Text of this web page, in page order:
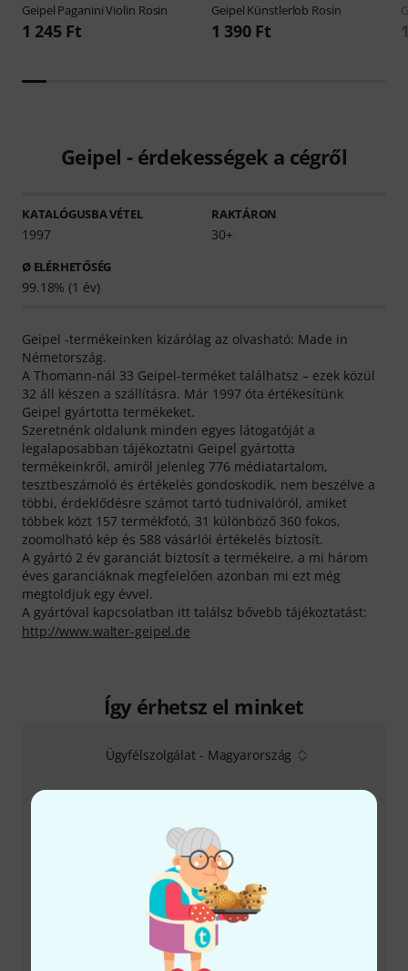
Geipel Paganini Violin Rosin
1 245 Ft
Geipel Künstlerlob Rosin
1 390 Ft
Geipel - érdekességek a cégről
KATALÓGUSBA VÉTEL
1997
RAKTÁRON
30+
Ø ELÉRHETŐSÉG
99.18% (1 év)
Geipel -termékeinken kizárólag az olvasható: Made in
Németország.
A Thomann-nál 33 Geipel-terméket találhatsz – ezek közül
32 áll készen a szállításra. Már 1997 óta értékesítünk
Geipel gyártotta termékeket.
Szeretnénk oldalunk minden egyes látogatóját a
legalaposabban tájékoztatni Geipel gyártotta
termékeinkről, amiről jelenleg 776 médiatartalom,
tesztbeszámoló és értékelés gondoskodik, nem beszélve a
többi, érdeklődésre számot tartó tudnivalóról, amiket
többek közt 157 termékfotó, 31 különböző 360 fokos,
zoomolható kép és 588 vásárlói értékelés biztosít.
A gyártó 2 év garanciát biztosít a termékeire, a mi három
éves garanciáknak megfelelően azonban mi ezt még
megtoldjuk egy évvel.
A gyártóval kapcsolatban itt találsz bővebb tájékoztatást:
http://www.walter-geipel.de
Így érhetsz el minket
Ügyfélszolgálat - Magyarország
+49-9546-9223-531
Ügyfélszolgálatunk minden kérdés és észrevétel esetén
örömmel áll rendelkezésedre